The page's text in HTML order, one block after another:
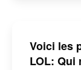
Voici les
LOL: Qui